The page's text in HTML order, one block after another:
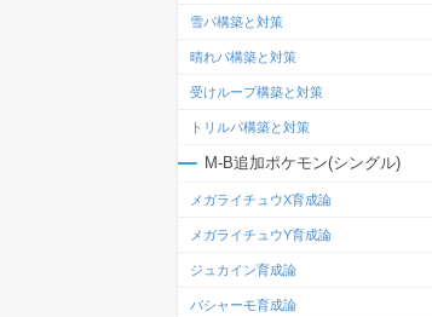
雪パ構築と対策
晴れパ構築と対策
受けループ構築と対策
トリルパ構築と対策
M-B追加ポケモン(シングル)
メガライチュウX育成論
メガライチュウY育成論
ジュカイン育成論
バシャーモ育成論